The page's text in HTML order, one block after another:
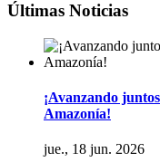
Últimas Noticias
¡Avanzando
Amazonía!
jue., 18 jun. 2026